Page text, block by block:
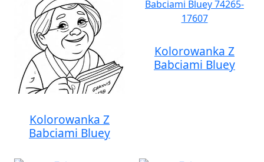
Kolorowanka Z
Babciami Bluey
Kolorowanka Z
Babciami Bluey